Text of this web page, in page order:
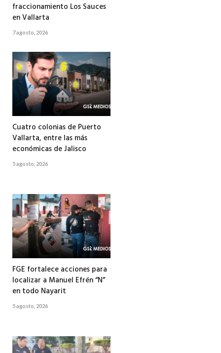
fraccionamiento Los Sauces
en Vallarta
7 agosto, 2026
Cuatro colonias de Puerto
Vallarta, entre las más
económicas de Jalisco
5 agosto, 2026
FGE fortalece acciones para
localizar a Manuel Efrén “N”
en todo Nayarit
5 agosto, 2026